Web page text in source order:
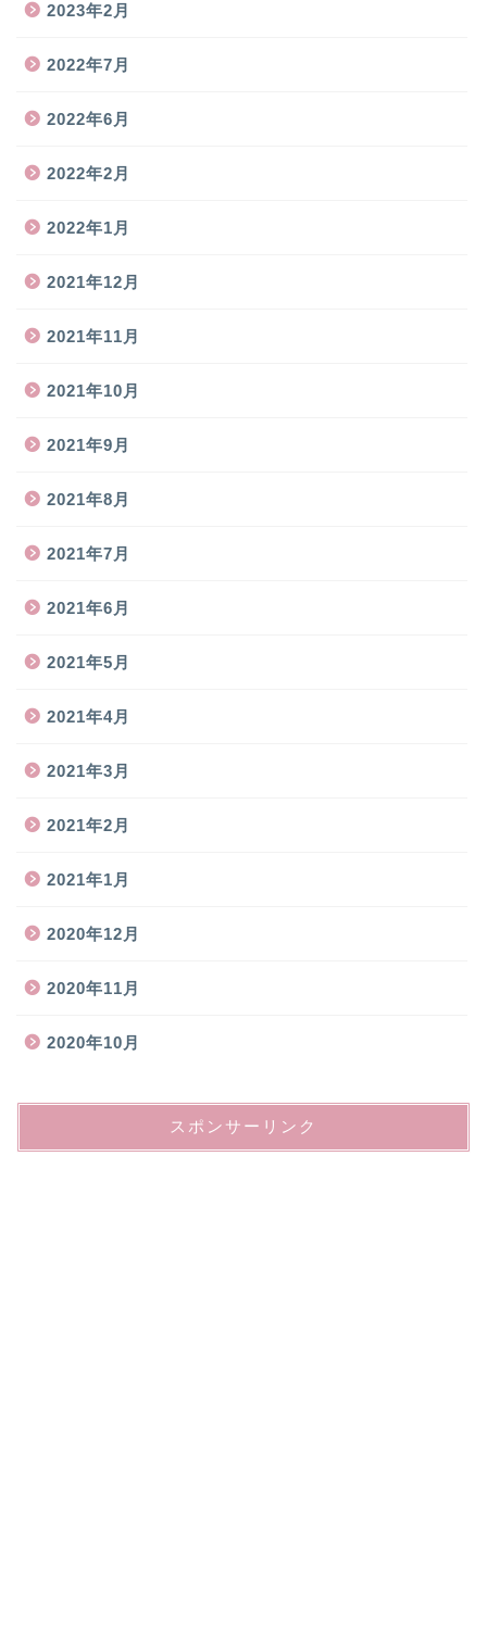
2023年2月
2022年7月
2022年6月
2022年2月
2022年1月
2021年12月
2021年11月
2021年10月
2021年9月
2021年8月
2021年7月
2021年6月
2021年5月
2021年4月
2021年3月
2021年2月
2021年1月
2020年12月
2020年11月
2020年10月
スポンサーリンク